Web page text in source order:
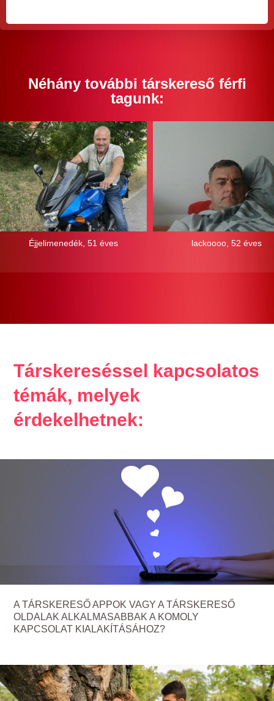
Néhány további társkereső férfi
tagunk:
Éjjelimenedék, 51 éves lackoooo, 52 éves
Társkereséssel kapcsolatos
témák, melyek
érdekelhetnek:
A TÁRSKERESŐ APPOK VAGY A TÁRSKERESŐ
OLDALAK ALKALMASABBAK A KOMOLY
KAPCSOLAT KIALAKÍTÁSÁHOZ?